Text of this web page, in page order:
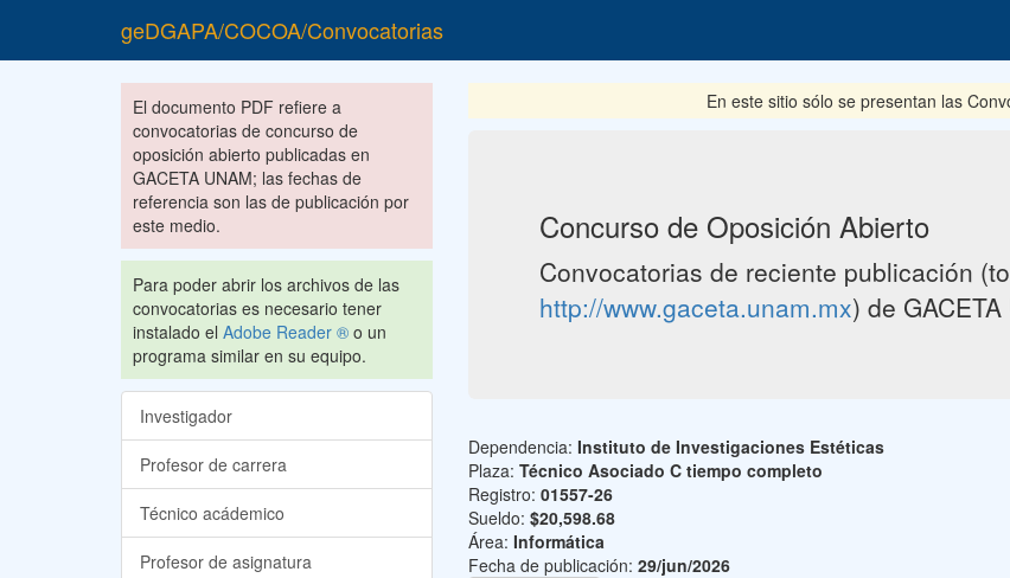
geDGAPA/COCOA/Convocatorias
El documento PDF refiere a
convocatorias de concurso de
oposición abierto publicadas en
GACETA UNAM; las fechas de
referencia son las de publicación por
este medio.
Para poder abrir los archivos de las
convocatorias es necesario tener
instalado el Adobe Reader ® o un
programa similar en su equipo.
Investigador
Profesor de carrera
Técnico acádemico
Profesor de asignatura
En este sitio sólo se presentan las
Concurso de Oposición Abierto
Convocatorias de reciente publicación
http://www.gaceta.unam.mx) de
Dependencia: Instituto de Investigaciones Estéticas
Plaza: Técnico Asociado C tiempo completo
Registro: 01557-26
Sueldo: $20,598.68
Área: Informática
Fecha de publicación: 29/jun/2026